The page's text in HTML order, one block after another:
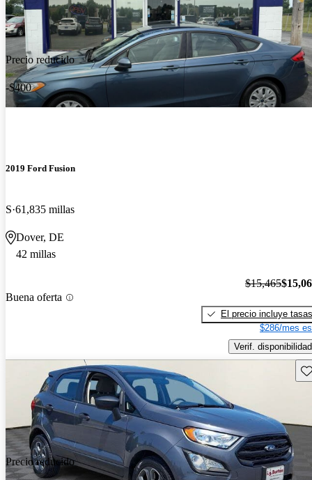
Precio reducido
-$400
2019 Ford Fusion
S 61,835 millas
Dover, DE
42 millas
Buena oferta
$15,465
El precio incluye tasas
$286/mes
Verif. disponibilidad
Precio reducido